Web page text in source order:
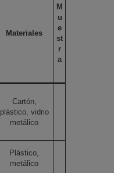
Materiales
M
u
e
st
r
a
Cartón,
plástico, vidrio
metálico
Plástico,
metálico